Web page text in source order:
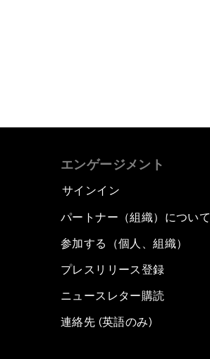
エンゲージメント
サインイン
パートナー（組織）について
参加する（個人、組織）
プレスリリース登録
ニュースレター購読
連絡先 (英語のみ)